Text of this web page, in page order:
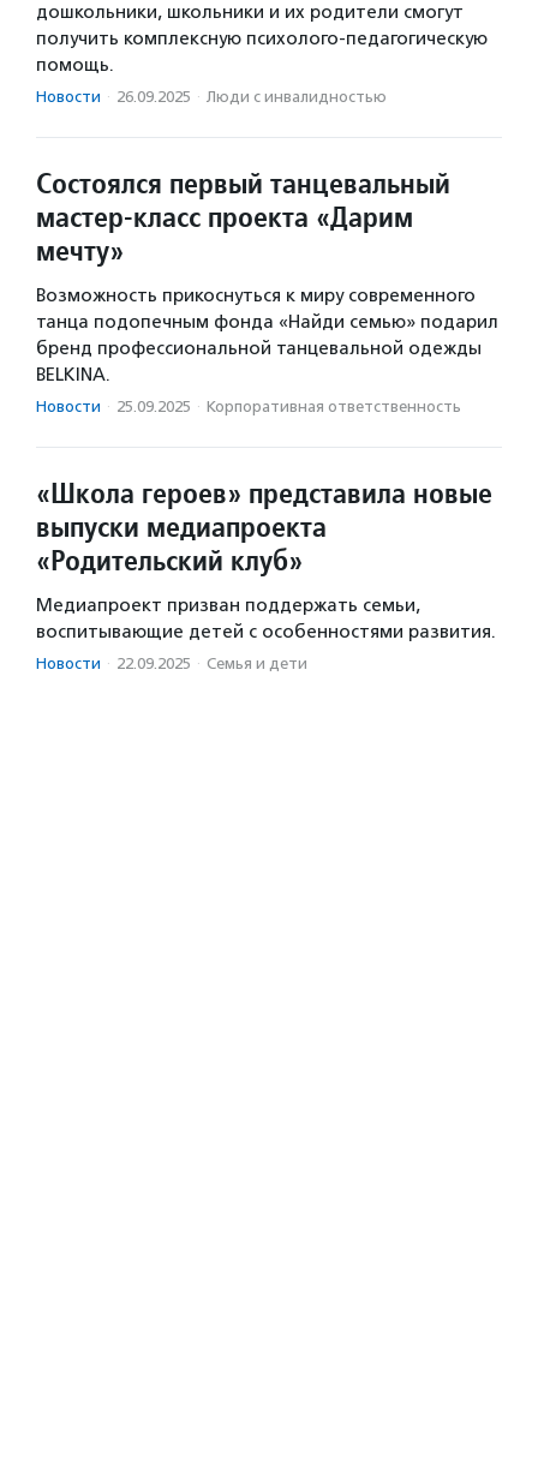
дошкольники, школьники и их родители смогут
получить комплексную психолого-педагогическую
помощь.
Новости · 26.09.2025 · Люди с инвалидностью
Состоялся первый танцевальный
мастер-класс проекта «Дарим
мечту»
Возможность прикоснуться к миру современного
танца подопечным фонда «Найди семью» подарил
бренд профессиональной танцевальной одежды
BELKINA.
Новости · 25.09.2025 · Корпоративная ответственность
«Школа героев» представила новые
выпуски медиапроекта
«Родительский клуб»
Медиапроект призван поддержать семьи,
воспитывающие детей с особенностями развития.
Новости · 22.09.2025 · Семья и дети